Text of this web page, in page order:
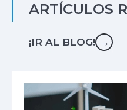
ARTÍCULOS
¡IR AL BLOG! →